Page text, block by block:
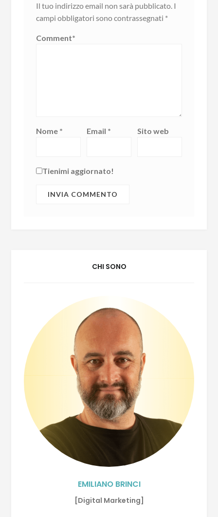
Il tuo indirizzo email non sarà pubblicato. I
campi obbligatori sono contrassegnati *
Comment*
Nome * Email * Sito web
Tienimi aggiornato!
CHI SONO
EMILIANO BRINCI
[Digital Marketing]